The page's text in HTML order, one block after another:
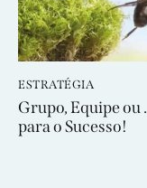
ESTRATÉGIA
Grupo, Equipe
para o Sucesso!